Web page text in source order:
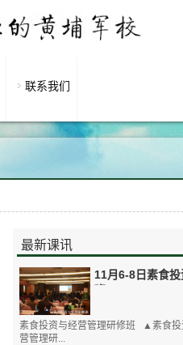
联系我们
最新课讯
11月6-8日素食
素食投资与经营管理研修班 ▲素食投
营管理研...